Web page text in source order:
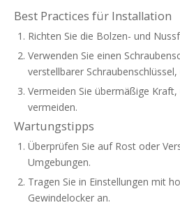
Best Practices für Installation
Richten Sie die Bolzen- und
Verwenden Sie einen
verstellbarer
Vermeiden Sie übermäßige
vermeiden.
Wartungstipps
Überprüfen Sie auf Rost oder
Umgebungen.
Tragen Sie in Einstellungen mit
Gewindelocker an.